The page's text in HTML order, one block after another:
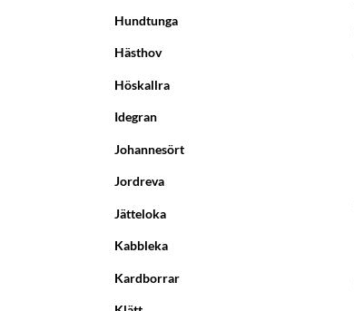
Hundtunga
Hästhov
Höskallra
Idegran
Johannesört
Jordreva
Jätteloka
Kabbleka
Kardborrar